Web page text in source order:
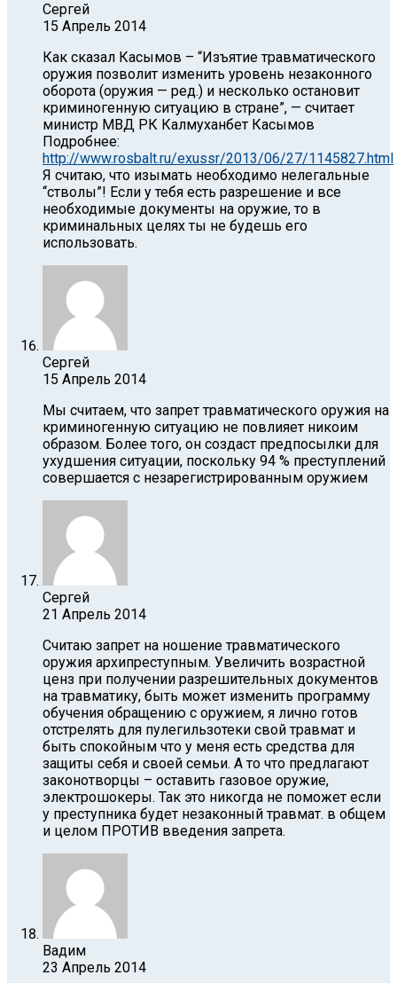
Сергей
15 Апрель 2014
Как сказал Касымов – “Изъятие травматического
оружия позволит изменить уровень незаконного
оборота (оружия — ред.) и несколько остановит
криминогенную ситуацию в стране”, — считает
министр МВД РК Калмуханбет Касымов
Подробнее:
http://www.rosbalt.ru/exussr/2013/06/27/1145827.html
Я считаю, что изымать необходимо нелегальные
“стволы”! Если у тебя есть разрешение и все
необходимые документы на оружие, то в
криминальных целях ты не будешь его
использовать.
Сергей
15 Апрель 2014
Мы считаем, что запрет травматического оружия на
криминогенную ситуацию не повлияет никоим
образом. Более того, он создаст предпосылки для
ухудшения ситуации, поскольку 94 % преступлений
совершается с незарегистрированным оружием
Сергей
21 Апрель 2014
Считаю запрет на ношение травматического
оружия архипреступным. Увеличить возрастной
ценз при получении разрешительных документов
на травматику, быть может изменить программу
обучения обращению с оружием, я лично готов
отстрелять для пулегильзотеки свой травмат и
быть спокойным что у меня есть средства для
защиты себя и своей семьи. А то что предлагают
законотворцы – оставить газовое оружие,
электрошокеры. Так это никогда не поможет если
у преступника будет незаконный травмат. в общем
и целом ПРОТИВ введения запрета.
Вадим
23 Апрель 2014